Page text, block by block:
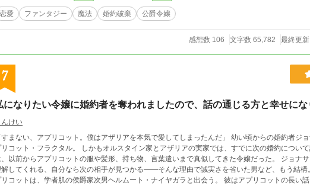
恋愛 ファンタジー 魔法 婚約破棄 公爵令嬢
感想数 106 文字数 65,782 最終更
7
になりたい令嬢に婚約者を奪われましたので、話の通じる方と幸せにな
けい
まない、アプリコット。僕はアザリアを本気で愛してしまったんだ」 幼い頃からの婚約者ジ
コット・フラクタル。 しかもオルスタイン家とアザリアの実家では、すでに次の婚約につい
以前からアプリコットの服や髪形、持ち物、言葉遣いまで真似してきた令嬢だった。 ジョナ
解してくれる、自分なら次の相手が見つかる――そんな理由で誠実さを省いた男など、もう結構
コットは、学者肌の侯爵家次男ヘルムート・ナイヤガラと出会う。 彼はアプリコットの長い